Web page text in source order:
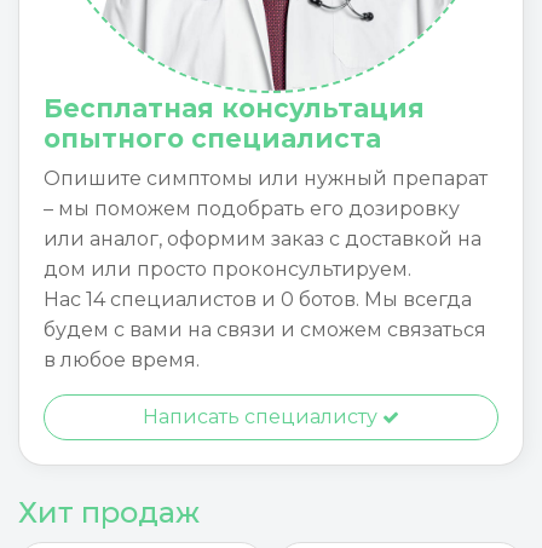
Бесплатная консультация
опытного специалиста
Опишите симптомы или нужный препарат
– мы поможем подобрать его дозировку
или аналог, оформим заказ с доставкой на
дом или просто проконсультируем.
Нас 14 специалистов и 0 ботов. Мы всегда
будем с вами на связи и сможем связаться
в любое время.
Написать специалисту
Хит продаж